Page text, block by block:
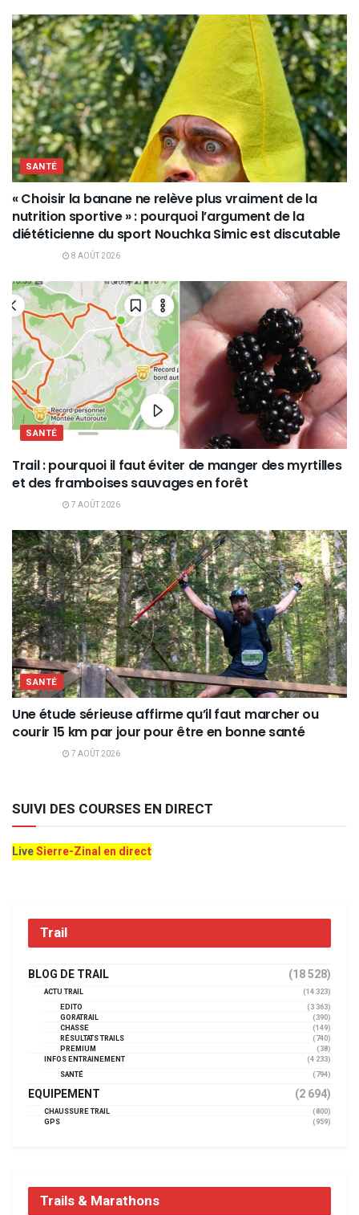
SANTÉ
« Choisir la banane ne relève plus vraiment de la
nutrition sportive » : pourquoi l’argument de la
diététicienne du sport Nouchka Simic est discutable
8 AOÛT 2026
SANTÉ
Trail : pourquoi il faut éviter de manger des myrtilles
et des framboises sauvages en forêt
7 AOÛT 2026
SANTÉ
Une étude sérieuse affirme qu’il faut marcher ou
courir 15 km par jour pour être en bonne santé
7 AOÛT 2026
SUIVI DES COURSES EN DIRECT
LiveSierre-Zinal en direct
Trail
BLOG DE TRAIL (18 528)
ACTU TRAIL
(14 323)
EDITO
(3 363)
GORATRAIL
(390)
CHASSE
(149)
RÉSULTATS TRAILS
(740)
PREMIUM
(38)
INFOS ENTRAINEMENT
(4 233)
SANTÉ
(794)
EQUIPEMENT (2 694)
CHAUSSURE TRAIL
(800)
GPS
(959)
Trails & Marathons